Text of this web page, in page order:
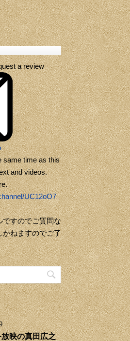
a review
same time as this
and videos.
UC12oO7
ですのでご質問な
かねますのでご了
映の真田広之